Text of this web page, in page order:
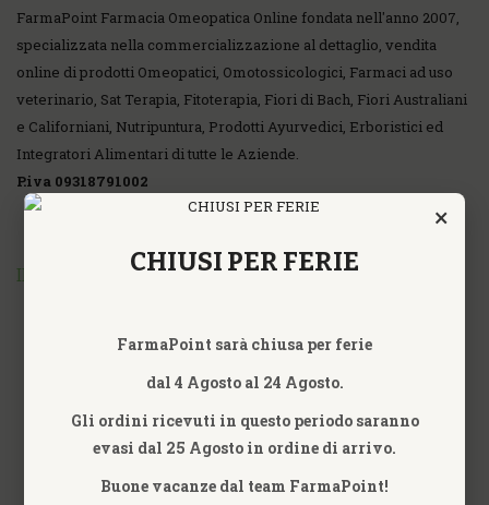
FarmaPoint Farmacia Omeopatica Online fondata nell'anno 2007,
specializzata nella commercializzazione al dettaglio, vendita
online di prodotti Omeopatici, Omotossicologici, Farmaci ad uso
veterinario, Sat Terapia, Fitoterapia, Fiori di Bach, Fiori Australiani
e Californiani, Nutripuntura, Prodotti Ayurvedici, Erboristici ed
Integratori Alimentari di tutte le Aziende.
P.iva 09318791002
INFORMAZIONI
×
CHIUSI PER FERIE
FarmaPoint sarà chiusa per ferie
dal 4 Agosto al 24 Agosto.
Gli ordini ricevuti in questo periodo saranno
evasi dal 25 Agosto in ordine di arrivo.
Buone vacanze dal team FarmaPoint!